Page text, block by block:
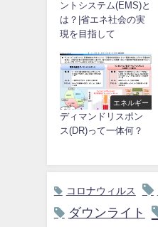
ントシステム(EMS)と
は？|省エネ社会の実
現を目指して
エネルギー
ディマンドリスポン
ス(DR)って一体何？
コロナウィルス
ダウンライト